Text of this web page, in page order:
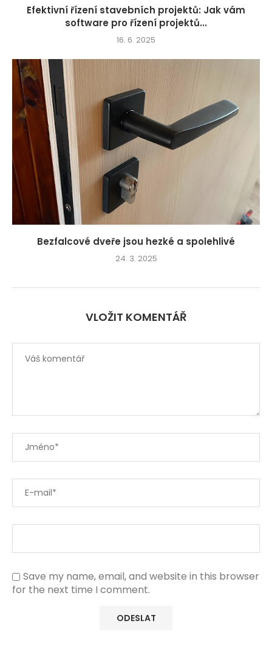
Efektivní řízení stavebních projektů: Jak vám
software pro řízení projektů...
16. 6. 2025
Bezfalcové dveře jsou hezké a spolehlivé
24. 3. 2025
VLOŽIT KOMENTÁŘ
Save my name, email, and website in this browser
for the next time I comment.